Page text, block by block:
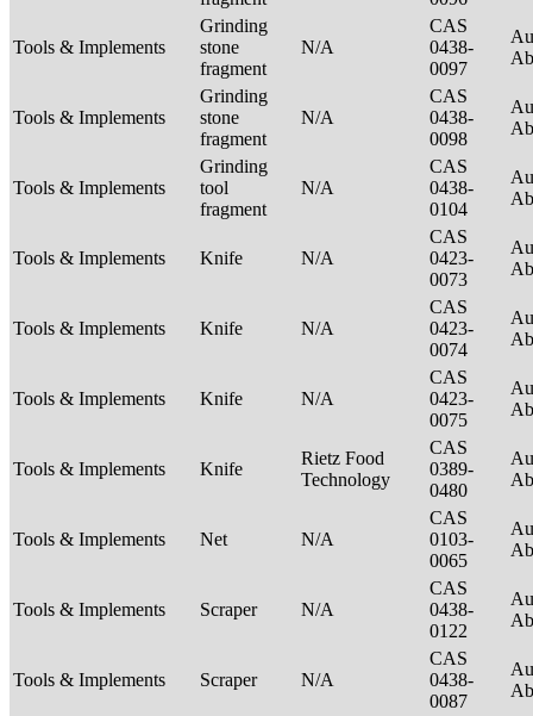
Tools & Implements
Grinding
stone
fragment
N/A
CAS
0438-
0097
Tools & Implements
Grinding
stone
fragment
N/A
CAS
0438-
0098
Tools & Implements
Grinding
tool
fragment
N/A
CAS
0438-
0104
Tools & Implements Knife N/A
CAS
0423-
0073
Tools & Implements Knife N/A
CAS
0423-
0074
Tools & Implements Knife N/A
CAS
0423-
0075
Tools & Implements Knife
Rietz Food
Technology
CAS
0389-
0480
Tools & Implements Net N/A
CAS
0103-
0065
Tools & Implements Scraper N/A
CAS
0438-
0122
Tools & Implements Scraper N/A
CAS
0438-
0087